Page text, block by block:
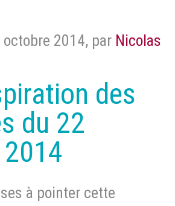
2014, par Nicolas
des
du 22
à pointer cette